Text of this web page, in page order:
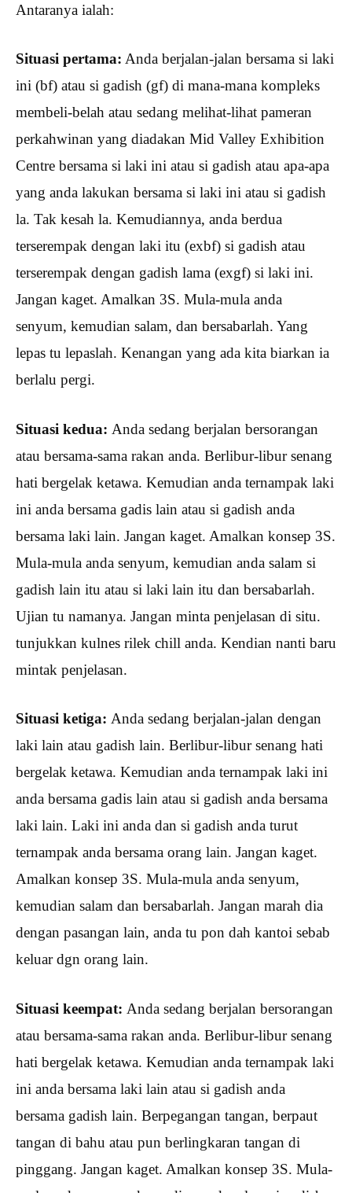
Antaranya ialah:
Situasi pertama: Anda berjalan-jalan bersama si laki
ini (bf) atau si gadish (gf) di mana-mana kompleks
membeli-belah atau sedang melihat-lihat pameran
perkahwinan yang diadakan Mid Valley Exhibition
Centre bersama si laki ini atau si gadish atau apa-apa
yang anda lakukan bersama si laki ini atau si gadish
la. Tak kesah la. Kemudiannya, anda berdua
terserempak dengan laki itu (exbf) si gadish atau
terserempak dengan gadish lama (exgf) si laki ini.
Jangan kaget. Amalkan 3S. Mula-mula anda
senyum, kemudian salam, dan bersabarlah. Yang
lepas tu lepaslah. Kenangan yang ada kita biarkan ia
berlalu pergi.
Situasi kedua: Anda sedang berjalan bersorangan
atau bersama-sama rakan anda. Berlibur-libur senang
hati bergelak ketawa. Kemudian anda ternampak laki
ini anda bersama gadis lain atau si gadish anda
bersama laki lain. Jangan kaget. Amalkan konsep 3S.
Mula-mula anda senyum, kemudian anda salam si
gadish lain itu atau si laki lain itu dan bersabarlah.
Ujian tu namanya. Jangan minta penjelasan di situ.
tunjukkan kulnes rilek chill anda. Kendian nanti baru
mintak penjelasan.
Situasi ketiga: Anda sedang berjalan-jalan dengan
laki lain atau gadish lain. Berlibur-libur senang hati
bergelak ketawa. Kemudian anda ternampak laki ini
anda bersama gadis lain atau si gadish anda bersama
laki lain. Laki ini anda dan si gadish anda turut
ternampak anda bersama orang lain. Jangan kaget.
Amalkan konsep 3S. Mula-mula anda senyum,
kemudian salam dan bersabarlah. Jangan marah dia
dengan pasangan lain, anda tu pon dah kantoi sebab
keluar dgn orang lain.
Situasi keempat: Anda sedang berjalan bersorangan
atau bersama-sama rakan anda. Berlibur-libur senang
hati bergelak ketawa. Kemudian anda ternampak laki
ini anda bersama laki lain atau si gadish anda
bersama gadish lain. Berpegangan tangan, berpaut
tangan di bahu atau pun berlingkaran tangan di
pinggang. Jangan kaget. Amalkan konsep 3S. Mula-